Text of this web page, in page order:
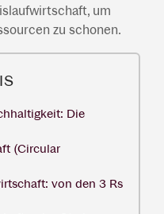
um
zu schonen.
Die
(Circular
von den 3 Rs